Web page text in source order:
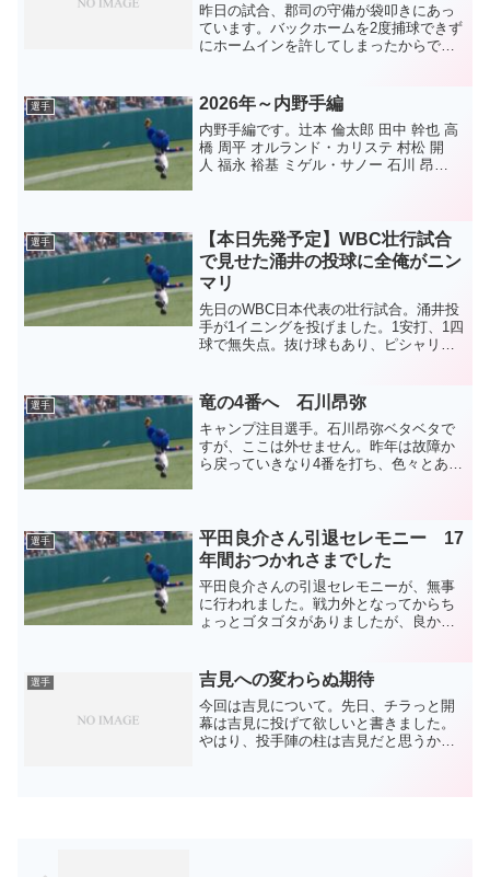
昨日の試合、郡司の守備が袋叩きにあっ
ています。バックホームを2度捕球できず
にホームインを許してしまったからで
たかもしれません。でも、「加藤、根尾
の返球はストライクだっ...
選手 2026年～内野手編
内野手編です。辻本 倫太郎 田中 幹也 高
橋 周平 オルランド・カリステ 村松 開
人 福永 裕基 ミゲル・サノー 石川 昂
選手
【本日先発予定】WBC壮行試合
で見せた涌井の投球に全俺がニン
マリ
先日のWBC日本代表の壮行試合。涌井投
手が1イニングを投げました。1安打、1四
球で無失点。抜け球もあり、ピシャリと
れる。元々、近藤とは相性が悪いようで
すが、そもそも安打...
選手 竜の4番へ 石川昂弥
キャンプ注目選手。石川昂弥ベタベタで
すが、ここは外せません。昨年は故障か
ら戻っていきなり4番を打ち、色々とあり
でも、勝手なファンの...
選手
平田良介さん引退セレモニー 17
年間おつかれさまでした
平田良介さんの引退セレモニーが、無事
に行われました。戦力外となってからち
ょっとゴタゴタがありましたが、良かっ
出されるのも良いタイミングだったと思
います。挨拶も感動した...
選手 吉見への変わらぬ期待
今回は吉見について。先日、チラっと開
幕は吉見に投げて欲しいと書きました。
やはり、投手陣の柱は吉見だと思うから